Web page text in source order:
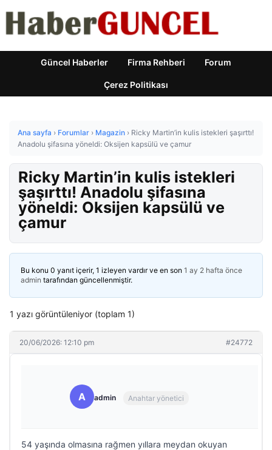
Güncel Haberler Firma Rehberi Forum
Çerez Politikası
Ana sayfa › Forumlar › Magazin › Ricky Martin’in kulis istekleri şaşırttı!
Anadolu şifasına yöneldi: Oksijen kapsülü ve çamur
Ricky Martin’in kulis istekleri
şaşırttı! Anadolu şifasına
yöneldi: Oksijen kapsülü ve
çamur
Bu konu 0 yanıt içerir, 1 izleyen vardır ve en son 1 ay 2 hafta önce
admin tarafından güncellenmiştir.
1 yazı görüntüleniyor (toplam 1)
20/06/2026: 12:10 pm #24772
A admin Anahtar yönetici
54 yaşında olmasına rağmen yıllara meydan okuyan